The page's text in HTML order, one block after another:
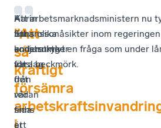
”Att
så
kraftigt
försämra
i
Karin
Johansson
understryker
att
det
redan
finns
ett
–
Ett
konstruktivt
förslag
från
vår
sida
är
Att arbetsmarknadsministern nu
finns olika åsikter inom
en ljusning i en fråga som under
vara beckmörk.